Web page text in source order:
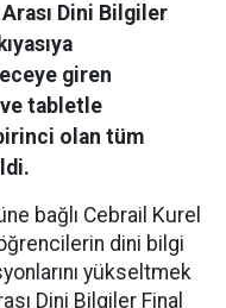
Dini Bilgiler
giren
tabletle
olan tüm
bağlı Cebrail Kurel
dini bilgi
yükseltmek
Dini Bilgiler Final